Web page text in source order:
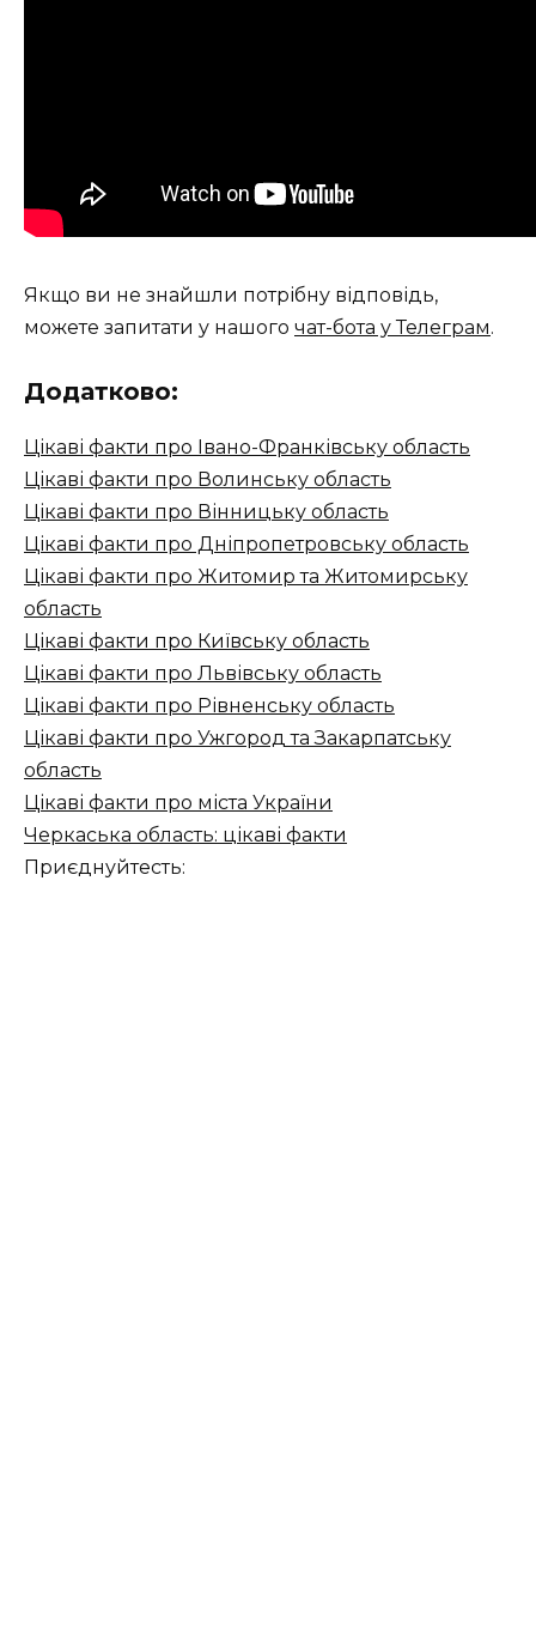
Якщо ви не знайшли потрібну відповідь,
можете запитати у нашого чат-бота у Телеграм.
Додатково:
Цікаві факти про Івано-Франківську область
Цікаві факти про Волинську область
Цікаві факти про Вінницьку область
Цікаві факти про Дніпропетровську область
Цікаві факти про Житомир та Житомирську
область
Цікаві факти про Київську область
Цікаві факти про Львівську область
Цікаві факти про Рівненську область
Цікаві факти про Ужгород та Закарпатську
область
Цікаві факти про міста України
Черкаська область: цікаві факти
Приєднуйтесть: